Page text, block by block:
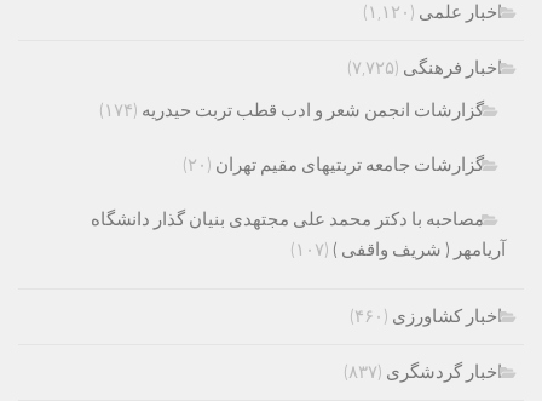
اخبار علمی (۱,۱۲۰)
اخبار فرهنگی (۷,۷۲۵)
گزارشات انجمن شعر و ادب قطب تربت حیدریه (۱۷۴)
گزارشات جامعه تربتیهای مقیم تهران (۲۰)
مصاحبه با دکتر محمد علی مجتهدی بنیان گذار دانشگاه
آریامهر ( شریف واقفی ) (۱۰۷)
اخبار کشاورزی (۴۶۰)
اخبار گردشگری (۸۳۷)